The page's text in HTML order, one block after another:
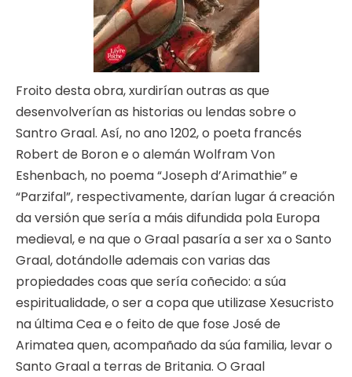
Froito desta obra, xurdirían outras as que
desenvolverían as historias ou lendas sobre o
Santro Graal. Así, no ano 1202, o poeta francés
Robert de Boron e o alemán Wolfram Von
Eshenbach, no poema “Joseph d’Arimathie” e
“Parzifal”, respectivamente, darían lugar á creación
da versión que sería a máis difundida pola Europa
medieval, e na que o Graal pasaría a ser xa o Santo
Graal, dotándolle ademais con varias das
propiedades coas que sería coñecido: a súa
espiritualidade, o ser a copa que utilizase Xesucristo
na última Cea e o feito de que fose José de
Arimatea quen, acompañado da súa familia, levar o
Santo Graal a terras de Britania. O Graal